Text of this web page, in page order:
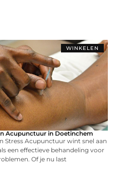
WINKELEN
Acupunctuur in Doetinchem
Stress Acupunctuur wint snel aan
een effectieve behandeling voor
Of je nu last